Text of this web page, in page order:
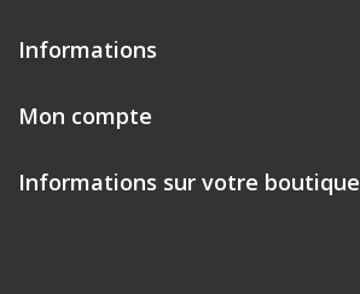
Informations
Mon compte
Informations sur votre boutique